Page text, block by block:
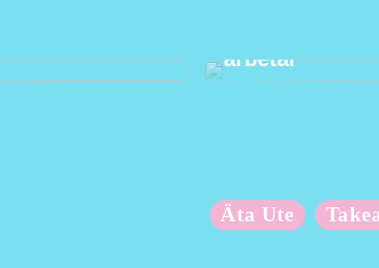
arbetar
Äta Ute